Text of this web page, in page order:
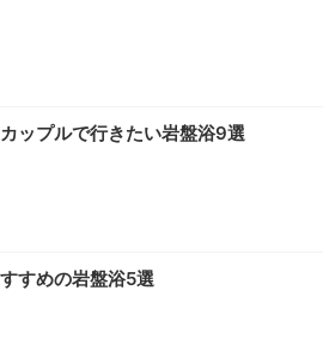
カップルで行きたい岩盤浴9選
すめの岩盤浴5選